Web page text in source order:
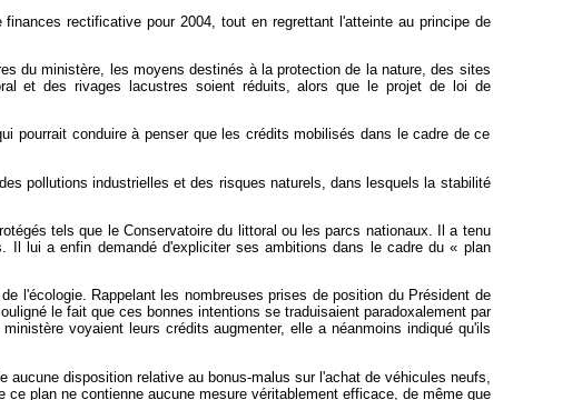
rectificative pour 2004, tout en regrettant l'atteinte au principe de
du ministère, les moyens destinés à la protection de la nature, des sites
et des rivages lacustres soient réduits, alors que le projet de loi de
pourrait conduire à penser que les crédits mobilisés dans le cadre de ce
pollutions industrielles et des risques naturels, dans lesquels la stabilité
tels que le Conservatoire du littoral ou les parcs nationaux. Il a tenu
Il lui a enfin demandé d'expliciter ses ambitions dans le cadre du « plan
l'écologie. Rappelant les nombreuses prises de position du Président de
le fait que ces bonnes intentions se traduisaient paradoxalement par
voyaient leurs crédits augmenter, elle a néanmoins indiqué qu'ils
disposition relative au bonus-malus sur l'achat de véhicules neufs,
plan ne contienne aucune mesure véritablement efficace, de même que